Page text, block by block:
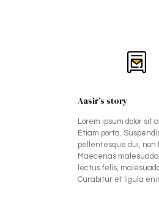
Aasir’s story
Lorem ipsum dolor sit
Etiam porta.
pellentesque dui, non
Maecenas
lectus felis,
Curabitur et ligula